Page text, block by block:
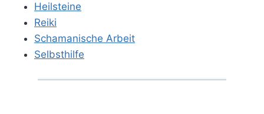
Heilsteine
Reiki
Schamanische Arbeit
Selbsthilfe